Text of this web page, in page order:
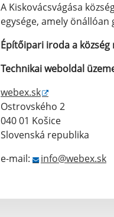
A Kiskovácsvágása
egysége, amely
Építőipari iroda a község
Technikai weboldal
webex.sk
Ostrovského 2
040 01 Košice
Slovenská republika
e-mail:
info@webex.sk